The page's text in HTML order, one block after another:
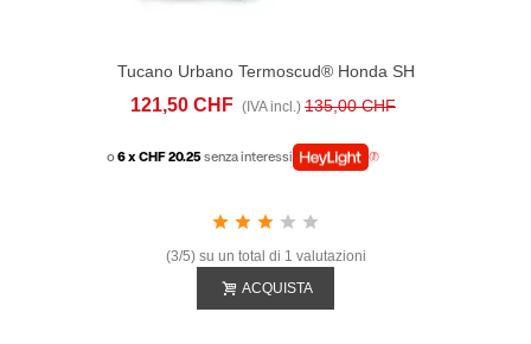
Tucano Urbano Termoscud® Honda SH
125/150 (2017-20)
121,50 CHF (IVA incl.) 135,00 CHF
o6 x CHF 20.25senza interessi
(3/5) su un total di 1 valutazioni
ACQUISTA